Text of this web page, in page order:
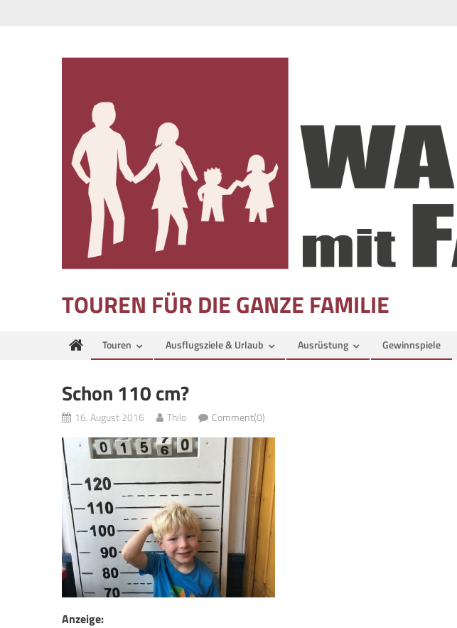
TOUREN FÜR DIE GANZE FAMILIE
Touren Ausflugsziele & Urlaub Ausrüstung Gewinnspiele
Schon 110 cm?
16. August 2016 Thilo Comment(0)
Anzeige: